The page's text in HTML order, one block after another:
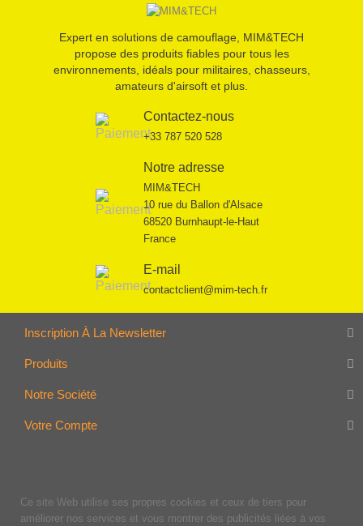
Expert en solutions de camouflage, MIM&TECH
propose des produits fiables pour tous les
environnements, idéals pour militaires, chasseurs,
amateurs d'airsoft et plus.
Contactez-nous
+33 787 520 528
Notre adresse
MIM&TECH
10 rue du Ballon d'Alsace
68520 Burnhaupt-le-Haut
France
E-mail
contactclient@mim-tech.fr
Inscription À La Newsletter
Produits
Notre Société
Votre Compte
Ce site Web utilise ses propres cookies et ceux de tiers pour
améliorer nos services et vous montrer des publicités liées à vos